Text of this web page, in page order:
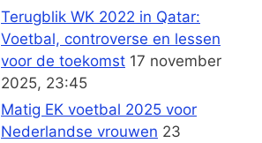
Terugblik WK 2022 in Qatar:
Voetbal, controverse en lessen
voor de toekomst 17 november
2025, 23:45
Matig EK voetbal 2025 voor
Nederlandse vrouwen 23